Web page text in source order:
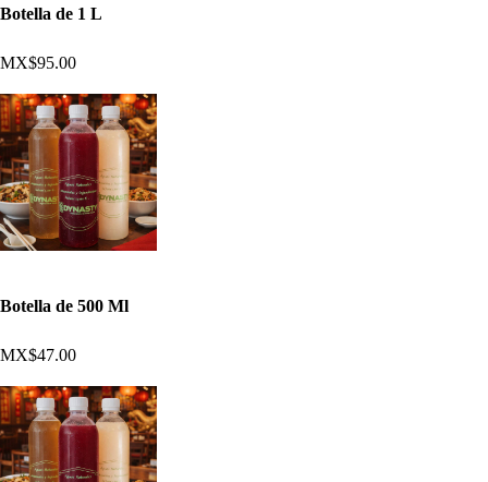
Botella de 1 L
MX$95.00
Botella de 500 Ml
MX$47.00